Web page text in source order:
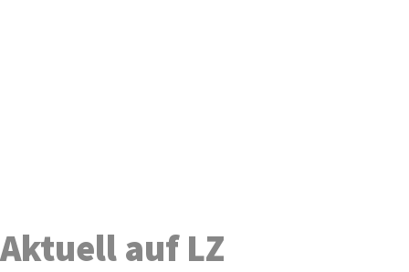
Aktuell auf LZ